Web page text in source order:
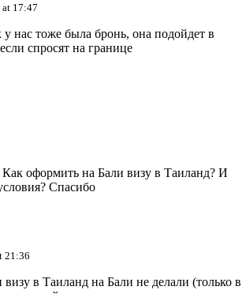
at 17:47
у нас тоже была бронь, она подойдет в
спросят на границе
Как оформить на Бали визу в Таиланд? И
Спасибо
21:36
в Таиланд на Бали не делали (только в